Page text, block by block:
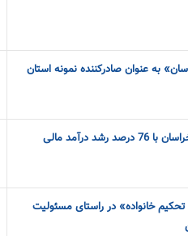
به عنوان صادرکننده نمونه استان
درآمد مالی
خانواده» در راستای مسئولیت